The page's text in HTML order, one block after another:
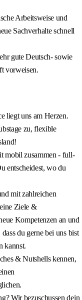
Arbeitsweise und
Sachverhalte schnell
gute Deutsch- sowie
vorweisen.
liegt uns am Herzen.
zu, flexible
mobil zusammen - full-
entscheidest, wo du
mit zahlreichen
Ziele &
Kompetenzen an und
du gerne bei uns bist
kannst.
& Nutshells kennen,
Wir bezuschussen dein